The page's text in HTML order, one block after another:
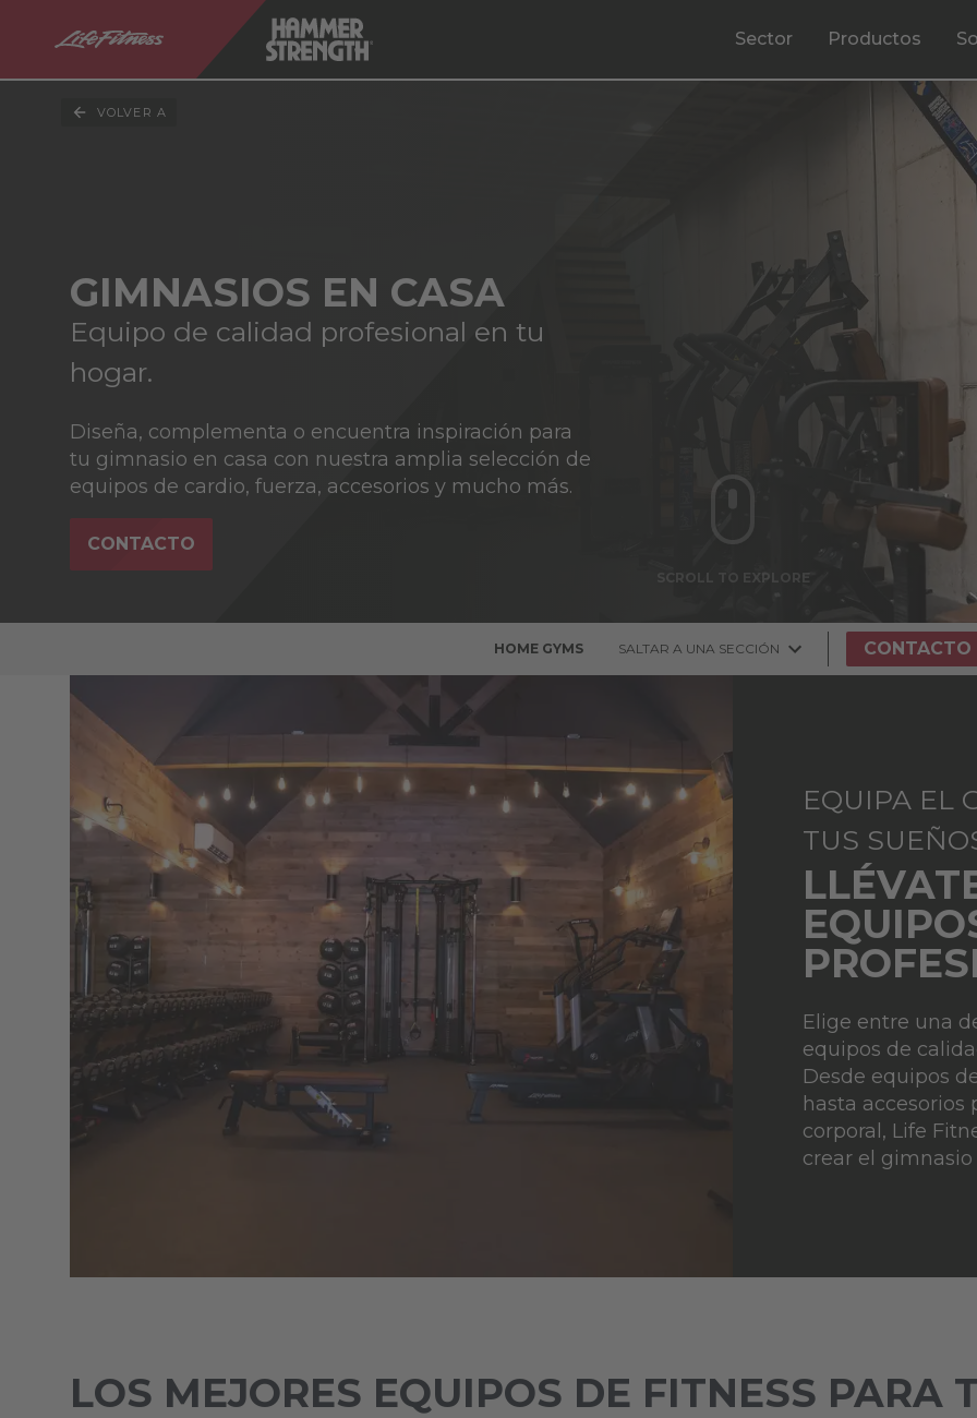
Sector Productos
VOLVER A
GIMNASIOS EN CASA
Equipo de calidad profesional en tu
hogar.
Diseña, complementa o encuentra inspiración para
tu gimnasio en casa con nuestra amplia selección de
equipos de cardio, fuerza, accesorios y mucho más.
CONTACTO
HOME GYMS SALTAR A UNA SECCIÓN CONTACTO
EQUIPA EL
TUS
Elige entre una
equipos de
Desde equipos
hasta
corporal, Life
crear el
LOS MEJORES EQUIPOS DE FITNESS PARA